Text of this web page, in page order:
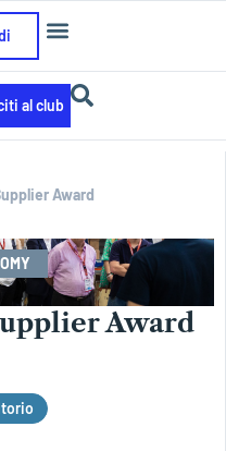
al club
Award
Award